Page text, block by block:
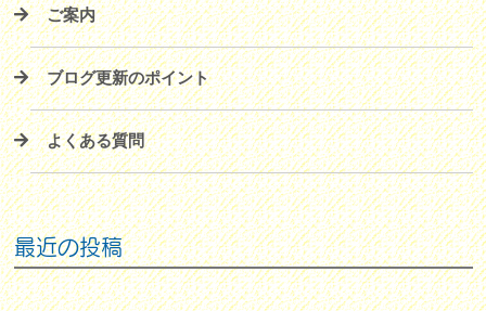
ご案内
ブログ更新のポイント
よくある質問
最近の投稿